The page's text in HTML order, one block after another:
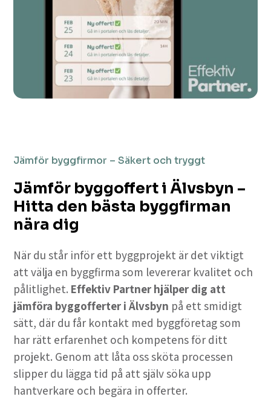
Jämför byggfirmor – Säkert och tryggt
Jämför byggoffert i Älvsbyn –
Hitta den bästa byggfirman
nära dig
När du står inför ett byggprojekt är det viktigt
att välja en byggfirma som levererar kvalitet och
pålitlighet. Effektiv Partner hjälper dig att
jämföra byggofferter i Älvsbyn på ett smidigt
sätt, där du får kontakt med byggföretag som
har rätt erfarenhet och kompetens för ditt
projekt. Genom att låta oss sköta processen
slipper du lägga tid på att själv söka upp
hantverkare och begära in offerter.